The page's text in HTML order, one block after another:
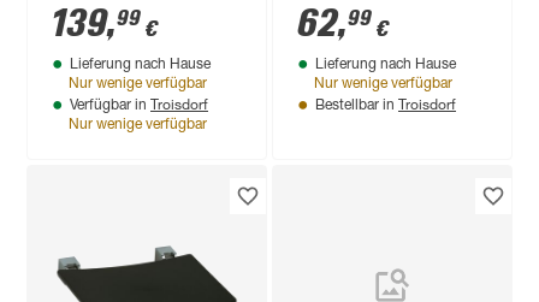
139,99 €
Lieferung nach Hause
Nur wenige verfügbar
Verfügbar in Troisdorf
Nur wenige verfügbar
weiß/verchromt
62,99 €
Lieferung nach Hause
Nur wenige verfügbar
Bestellbar in Troisdorf